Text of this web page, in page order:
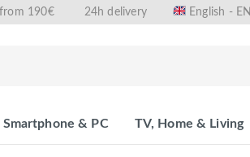
190€ 24h delivery English - EN
Smartphone & PC TV, Home & Living